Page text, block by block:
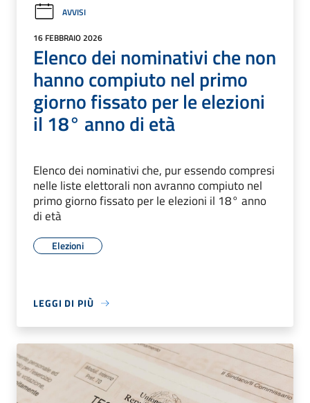
AVVISI
16 FEBBRAIO 2026
Elenco dei nominativi che non
hanno compiuto nel primo
giorno fissato per le elezioni
il 18° anno di età
Elenco dei nominativi che, pur essendo compresi
nelle liste elettorali non avranno compiuto nel
primo giorno fissato per le elezioni il 18° anno
di età
Elezioni
LEGGI DI PIÙ